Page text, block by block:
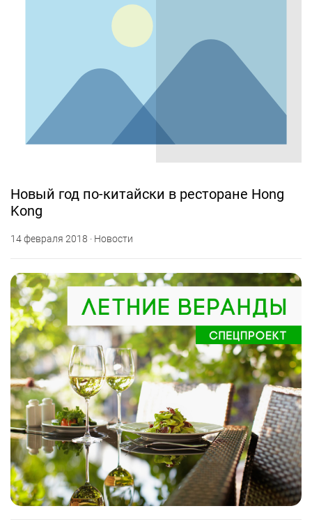
Новый год по-китайски в ресторане Hong
Kong
14 февраля 2018 · Новости